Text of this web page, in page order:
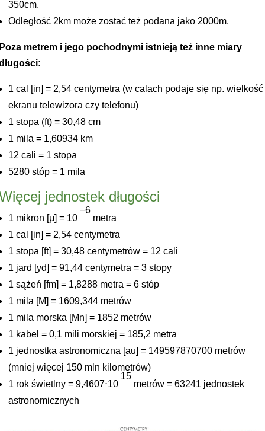
350cm.
Odległość 2km może zostać też podana jako 2000m.
metrem i jego pochodnymi istnieją też inne miary
1 cal [in] = 2,54 centymetra (w calach podaje się np. wielkość
ekranu telewizora czy telefonu)
1 stopa (ft) = 30,48 cm
1 mila = 1,60934 km
12 cali = 1 stopa
5280 stóp = 1 mila
jednostek długości
1 mikron [μ] = 10
−6
metra
1 cal [in] = 2,54 centymetra
1 stopa [ft] = 30,48 centymetrów = 12 cali
1 jard [yd] = 91,44 centymetra = 3 stopy
1 sążeń [fm] = 1,8288 metra = 6 stóp
1 mila [M] = 1609,344 metrów
1 mila morska [Mn] = 1852 metrów
1 kabel = 0,1 mili morskiej = 185,2 metra
1 jednostka astronomiczna [au] = 149597870700 metrów
(mniej więcej 150 mln kilometrów)
1 rok świetlny = 9,4607⋅10
15
metrów = 63241 jednostek
astronomicznych